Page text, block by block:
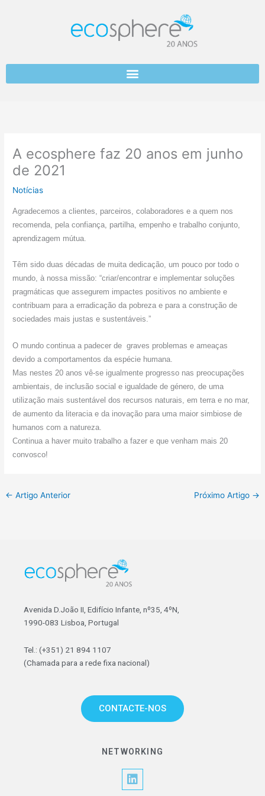
A ecosphere faz 20 anos em junho
de 2021
Notícias
Agradecemos a clientes, parceiros, colaboradores e a quem nos
recomenda, pela confiança, partilha, empenho e trabalho conjunto,
aprendizagem mútua.
Têm sido duas décadas de muita dedicação, um pouco por todo o
mundo, à nossa missão: “criar/encontrar e implementar soluções
pragmáticas que assegurem impactes positivos no ambiente e
contribuam para a erradicação da pobreza e para a construção de
sociedades mais justas e sustentáveis.”
O mundo continua a padecer de graves problemas e ameaças
devido a comportamentos da espécie humana.
Mas nestes 20 anos vê-se igualmente progresso nas preocupações
ambientais, de inclusão social e igualdade de género, de uma
utilização mais sustentável dos recursos naturais, em terra e no mar,
de aumento da literacia e da inovação para uma maior simbiose de
humanos com a natureza.
Continua a haver muito trabalho a fazer e que venham mais 20
convosco!
← Artigo Anterior Próximo Artigo →
Avenida D.João II, Edifício Infante, nº35, 4ºN,
1990-083 Lisboa, Portugal
Tel.: (+351) 21 894 1107
(Chamada para a rede fixa nacional)
CONTACTE-NOS
NETWORKING
L
i